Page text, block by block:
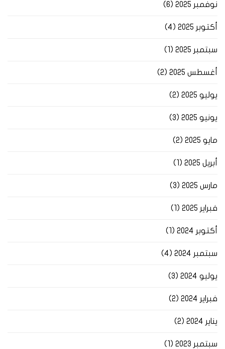
نوفمبر 2025 (6)
أكتوبر 2025 (4)
سبتمبر 2025 (1)
أغسطس 2025 (2)
يوليو 2025 (2)
يونيو 2025 (3)
مايو 2025 (2)
أبريل 2025 (1)
مارس 2025 (3)
فبراير 2025 (1)
أكتوبر 2024 (1)
سبتمبر 2024 (4)
يوليو 2024 (3)
فبراير 2024 (2)
يناير 2024 (2)
سبتمبر 2023 (1)